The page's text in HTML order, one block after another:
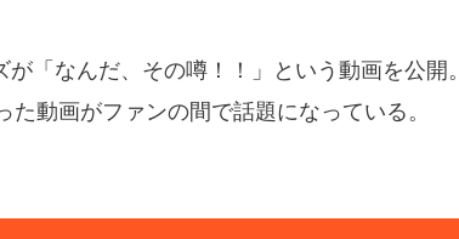
「なんだ、その噂！！」という動画を公開。
動画がファンの間で話題になっている。